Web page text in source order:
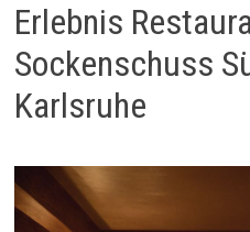
Erlebnis
Sockenschuss
Karlsruhe